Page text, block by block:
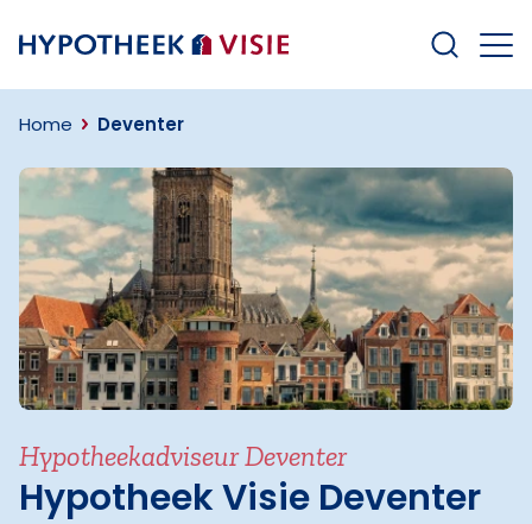
Terug naar home
Home Deventer
Hypotheekadviseur Deventer
Hypotheek Visie Deventer